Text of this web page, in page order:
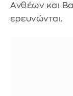
Ανθέων και
ερευνώνται.